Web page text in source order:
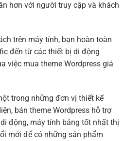
hơn với người truy cập và khách
trên máy tính, bạn hoàn toàn
đến từ các thiết bị di động
việc mua theme Wordpress giá
trong những đơn vị thiết kế
bán theme Wordpress hỗ trợ
động, máy tính bảng tốt nhất thị
mới để có những sản phẩm